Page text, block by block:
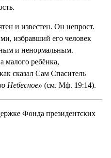
и известен. Он непрост.
избравший его человек
и ненормальным.
малого ребёнка,
сказал Сам Спаситель
Небесное» (см. Мф. 19:14).
Фонда президентских